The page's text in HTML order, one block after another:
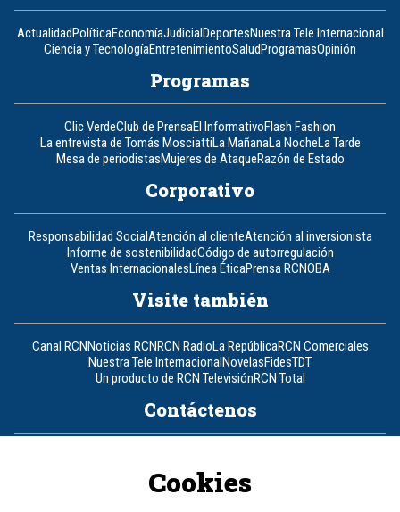
ActualidadPolíticaEconomíaJudicialDeportesNuestra Tele Internacional
Ciencia y TecnologíaEntretenimientoSaludProgramasOpinión
Programas
Clic VerdeClub de PrensaEl InformativoFlash Fashion
La entrevista de Tomás MosciattiLa MañanaLa NocheLa Tarde
Mesa de periodistasMujeres de AtaqueRazón de Estado
Corporativo
Responsabilidad SocialAtención al clienteAtención al inversionista
Informe de sostenibilidadCódigo de autorregulación
Ventas InternacionalesLínea ÉticaPrensa RCNOBA
Visite también
Canal RCNNoticias RCNRCN RadioLa RepúblicaRCN Comerciales
Nuestra Tele InternacionalNovelasFidesTDT
Un producto de RCN TelevisiónRCN Total
Contáctenos
Cookies